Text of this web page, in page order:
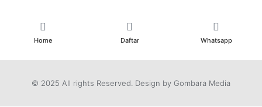
Home Daftar Whatsapp
© 2025 All rights Reserved. Design by Gombara Media